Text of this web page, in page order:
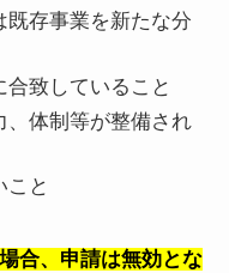
既存事業を新たな分
致していること
、体制等が整備され
こと
合、申請は無効とな